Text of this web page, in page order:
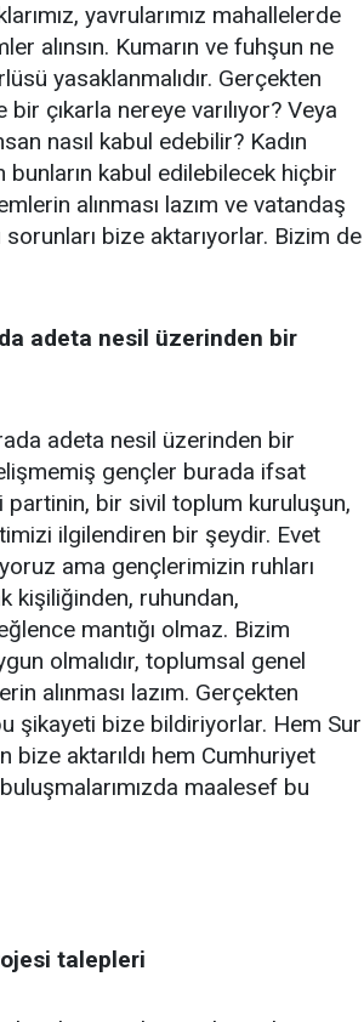
yavrularımız mahallelerde
alınsın. Kumarın ve fuhşun ne
yasaklanmalıdır. Gerçekten
çıkarla nereye varılıyor? Veya
nasıl kabul edebilir? Kadın
kabul edilebilecek hiçbir
alınması lazım ve vatandaş
bize aktarıyorlar. Bizim de
adeta nesil üzerinden bir
adeta nesil üzerinden bir
gençler burada ifsat
partinin, bir sivil toplum kuruluşun,
ilgilendiren bir şeydir. Evet
ama gençlerimizin ruhları
kişiliğinden, ruhundan,
mantığı olmaz. Bizim
olmalıdır, toplumsal genel
alınması lazım. Gerçekten
şikayeti bize bildiriyorlar. Hem Sur
bize aktarıldı hem Cumhuriyet
maalesef bu
talepleri